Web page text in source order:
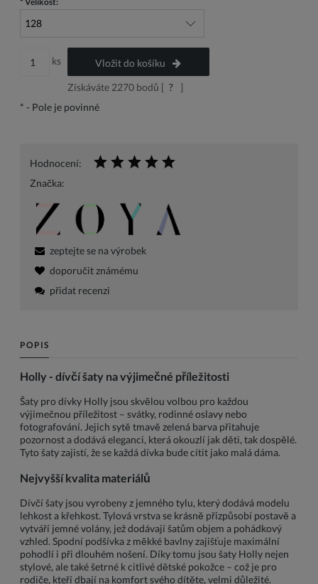
ks
Vložit do košíku
Získáváte 2270bodů [ ?
]
* - Pole je povinné
Hodnocení:
Značka:
zeptejte se na výrobek
doporučit známému
přidat recenzi
POPIS
Holly - dívčí šaty na výjimečné příležitosti
Šaty pro dívky Holly jsou skvělou volbou pro každou
výjimečnou příležitost – svátky, rodinné oslavy nebo
fotografování. Jejich sytě tmavě zelená barva přitahuje
pozornost a dodává eleganci, která okouzlí jak děti, tak dospělé.
Tyto šaty zajistí, že se každá dívka bude cítit jako malá dáma.
Nejvyšší kvalita materiálů
Dívčí šaty jsou vyrobeny z jemného tylu, který dodává modelu
lehkost a křehkost. Tylová vrstva se krásně přizpůsobí postavě a
vytváří jemné volány, jež dodávají šatům objem a pohádkový
vzhled. Spodní podšívka z měkké bavlny zajišťuje maximální
pohodlí i při dlouhém nošení. Díky tomu jsou šaty Holly nejen
stylové, ale také šetrné k citlivé dětské pokožce – což je pro
rodiče, kteří dbají na komfort svého dítěte, velmi důležité.